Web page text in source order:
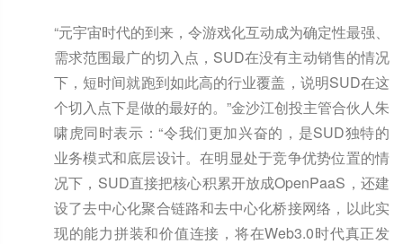
“元宇宙时代的到来，令游戏化互动成为确定性最强、
需求范围最广的切入点，SUD在没有主动销售的情况
下，短时间就跑到如此高的行业覆盖，说明SUD在这
个切入点下是做的最好的。”金沙江创投主管合伙人朱
啸虎同时表示：“令我们更加兴奋的，是SUD独特的
业务模式和底层设计。在明显处于竞争优势位置的情
况下，SUD直接把核心积累开放成OpenPaaS，还建
设了去中心化聚合链路和去中心化桥接网络，以此实
现的能力拼装和价值连接，将在Web3.0时代真正发